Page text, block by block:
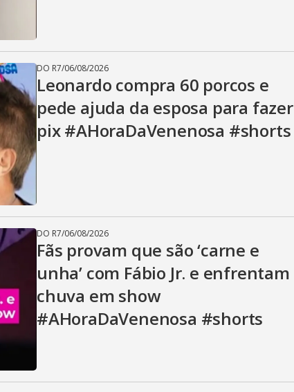
DO R7/06/08/2026
Leonardo compra 60 porcos e
pede ajuda da esposa para fazer
pix #AHoraDaVenenosa #shorts
DO R7/06/08/2026
Fãs provam que são ‘carne e
unha’ com Fábio Jr. e enfrentam
chuva em show
#AHoraDaVenenosa #shorts